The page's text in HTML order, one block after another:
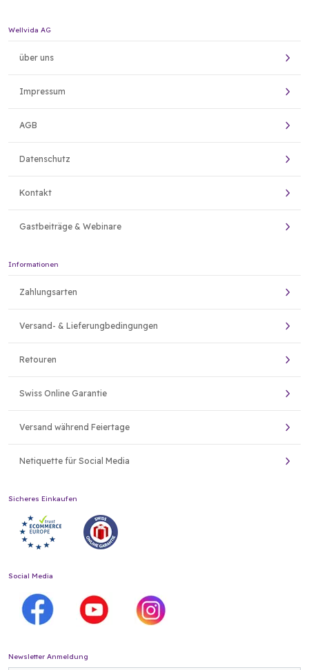
Wellvida AG
über uns
Impressum
AGB
Datenschutz
Kontakt
Gastbeiträge & Webinare
Informationen
Zahlungsarten
Versand- & Lieferungbedingungen
Retouren
Swiss Online Garantie
Versand während Feiertage
Netiquette für Social Media
Sicheres Einkaufen
Social Media
Newsletter Anmeldung